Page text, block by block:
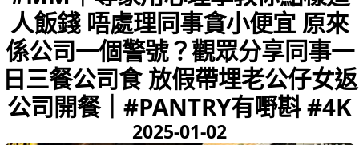
人飯錢 唔處理同事貪小便宜 原來
係公司一個警號？觀眾分享同事一
日三餐公司食 放假帶埋老公仔女返
公司開餐｜#PANTRY有嘢斟 #4K
2025-01-02